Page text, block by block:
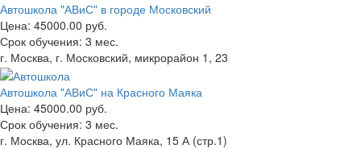
Автошкола "АВиС" в городе Московский
Цена: 45000.00 руб.
Срок обучения: 3 мес.
г. Москва, г. Московский, микрорайон 1, 23
Автошкола "АВиС" на Красного Маяка
Цена: 45000.00 руб.
Срок обучения: 3 мес.
г. Москва, ул. Красного Маяка, 15 А (стр.1)